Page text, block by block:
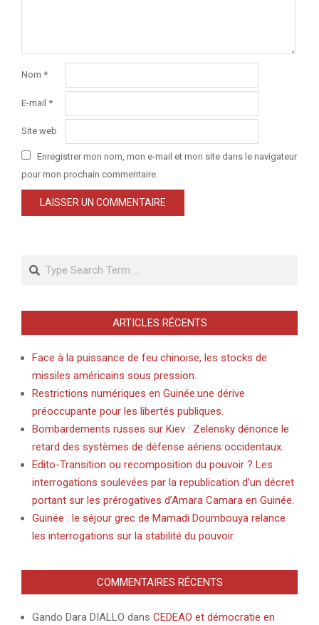
Nom *
E-mail *
Site web
Enregistrer mon nom, mon e-mail et mon site dans le navigateur
pour mon prochain commentaire.
Search
ARTICLES RÉCENTS
Face à la puissance de feu chinoise, les stocks de
missiles américains sous pression.
Restrictions numériques en Guinée:une dérive
préoccupante pour les libertés publiques.
Bombardements russes sur Kiev : Zelensky dénonce le
retard des systèmes de défense aériens occidentaux.
Edito-Transition ou recomposition du pouvoir ? Les
interrogations soulevées par la republication d’un décret
portant sur les prérogatives d’Amara Camara en Guinée.
Guinée : le séjour grec de Mamadi Doumbouya relance
les interrogations sur la stabilité du pouvoir.
COMMENTAIRES RÉCENTS
Gando Dara DIALLO dans CEDEAO et démocratie en